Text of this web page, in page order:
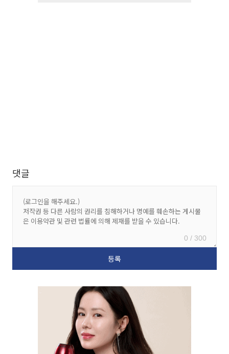
댓글
0 / 300